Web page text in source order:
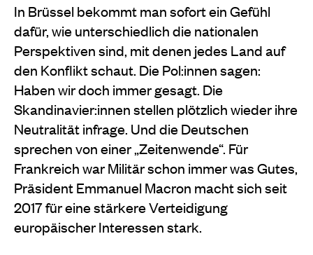
In Brüssel bekommt man sofort ein Gefühl
dafür, wie unterschiedlich die nationalen
Perspektiven sind, mit denen jedes Land auf
den Konflikt schaut. Die Pol:innen sagen:
Haben wir doch immer gesagt. Die
Skandinavier:innen stellen plötzlich wieder ihre
Neutralität infrage. Und die Deutschen
sprechen von einer „Zeitenwende“. Für
Frankreich war Militär schon immer was Gutes,
Präsident Emmanuel Macron macht sich seit
2017 für eine stärkere Verteidigung
europäischer Interessen stark.